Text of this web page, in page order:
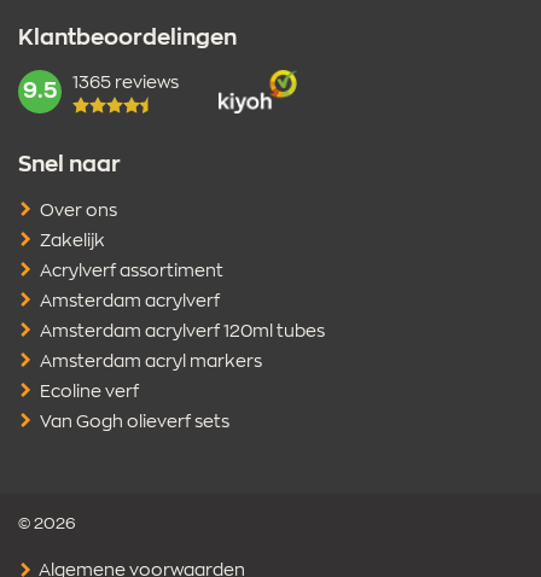
Klantbeoordelingen
mark:
9.5 1365 reviews
Snel naar
Over ons
Zakelijk
Acrylverf assortiment
Amsterdam acrylverf
Amsterdam acrylverf 120ml tubes
Amsterdam acryl markers
Ecoline verf
Van Gogh olieverf sets
© 2026
Algemene voorwaarden